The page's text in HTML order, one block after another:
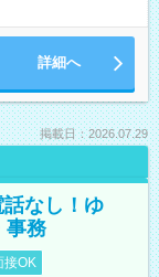
詳細へ
掲載日：2026.07.29
話なし！ゆ
事務
接OK